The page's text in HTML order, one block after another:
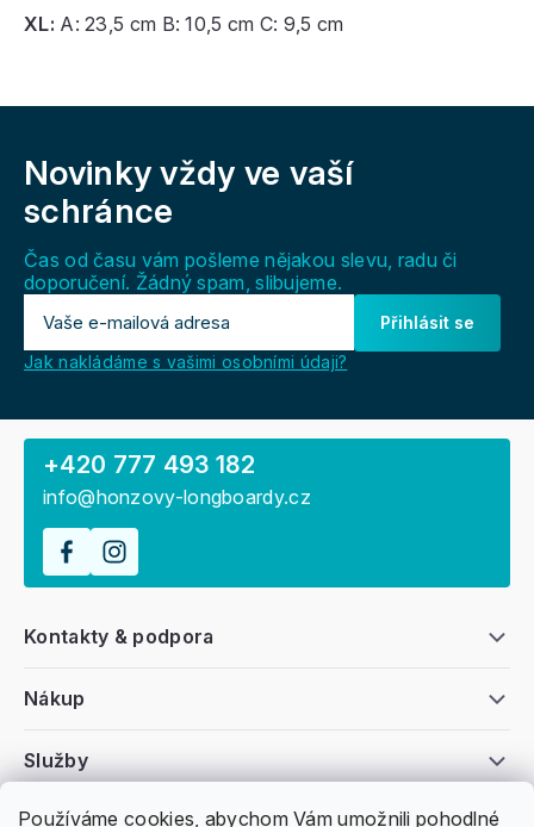
Používáme cookies, abychom Vám umožnili pohodlné
XL: A: 23,5 cm B: 10,5 cm C: 9,5 cm
Novinky vždy ve vaší
schránce
Čas od času vám pošleme nějakou slevu, radu či
doporučení. Žádný spam, slibujeme.
Přihlásit se
Jak nakládáme s vašimi osobními údaji?
Nákup
Kontakty & podpora
Služby
+420 777 493 182
info@honzovy-longboardy.cz